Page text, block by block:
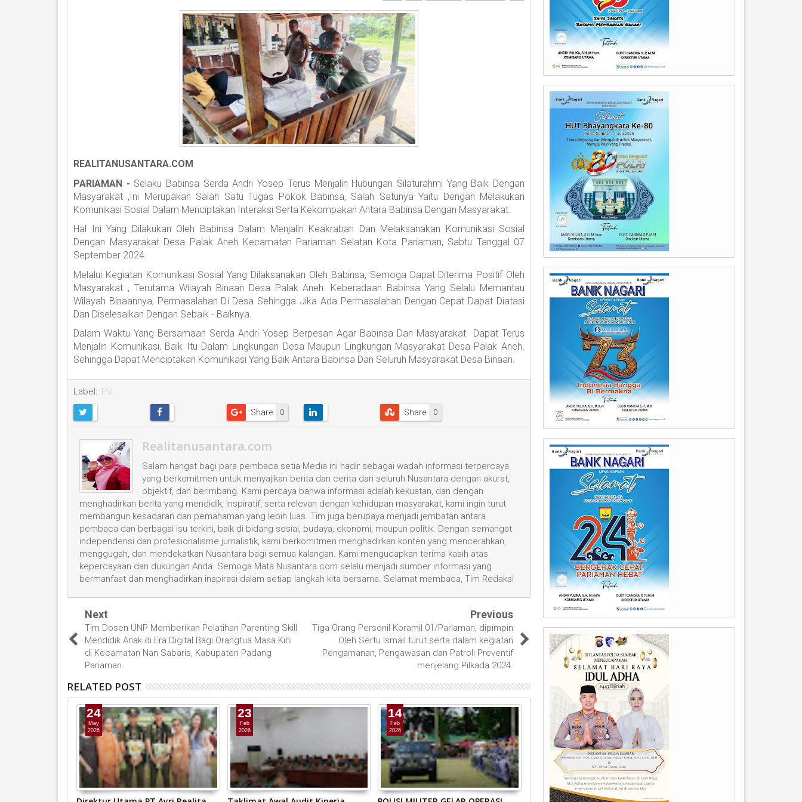
REALITANUSANTARA.COM
PARIAMAN - Selaku Babinsa Serda Andri Yosep Terus Menjalin Hubungan Silaturahmi Yang Baik Dengan
Masyarakat ,Ini Merupakan Salah Satu Tugas Pokok Babinsa, Salah Satunya Yaitu Dengan Melakukan
Komunikasi Sosial Dalam Menciptakan Interaksi Serta Kekompakan Antara Babinsa Dengan Masyarakat.
Hal Ini Yang Dilakukan Oleh Babinsa Dalam Menjalin Keakraban Dan Melaksanakan Komunikasi Sosial
Dengan Masyarakat Desa Palak Aneh Kecamatan Pariaman Selatan Kota Pariaman, Sabtu Tanggal 07
September 2024.
Melalui Kegiatan Komunikasi Sosial Yang Dilaksanakan Oleh Babinsa, Semoga Dapat Diterima Positif Oleh
Masyarakat , Terutama Wilayah Binaan Desa Palak Aneh. Keberadaan Babinsa Yang Selalu Memantau
Wilayah Binaannya, Permasalahan Di Desa Sehingga Jika Ada Permasalahan Dengan Cepat Dapat Diatasi
Dan Diselesaikan Dengan Sebaik - Baiknya.
Dalam Waktu Yang Bersamaan Serda Andri Yosep Berpesan Agar Babinsa Dan Masyarakat Dapat Terus
Menjalin Komunikasi, Baik Itu Dalam Lingkungan Desa Maupun Lingkungan Masyarakat Desa Palak Aneh.
Sehingga Dapat Menciptakan Komunikasi Yang Baik Antara Babinsa Dan Seluruh Masyarakat Desa Binaan.
Label: TNI
0
Share 0
Share
Realitanusantara.com
Salam hangat bagi para pembaca setia Media ini hadir sebagai wadah informasi terpercaya
yang berkomitmen untuk menyajikan berita dan cerita dari seluruh Nusantara dengan akurat,
objektif, dan berimbang. Kami percaya bahwa informasi adalah kekuatan, dan dengan
menghadirkan berita yang mendidik, inspiratif, serta relevan dengan kehidupan masyarakat, kami ingin turut
membangun kesadaran dan pemahaman yang lebih luas. Tim juga berupaya menjadi jembatan antara
pembaca dan berbagai isu terkini, baik di bidang sosial, budaya, ekonomi, maupun politik. Dengan semangat
independensi dan profesionalisme jurnalistik, kami berkomitmen menghadirkan konten yang mencerahkan,
menggugah, dan mendekatkan Nusantara bagi semua kalangan. Kami mengucapkan terima kasih atas
kepercayaan dan dukungan Anda. Semoga Mata Nusantara.com selalu menjadi sumber informasi yang
bermanfaat dan menghadirkan inspirasi dalam setiap langkah kita bersama. Selamat membaca, Tim Redaksi
Next
Tim Dosen UNP Memberikan Pelatihan Parenting Skill
Mendidik Anak di Era Digital Bagi Orangtua Masa Kini
di Kecamatan Nan Sabaris, Kabupaten Padang
Pariaman.
Previous
Tiga Orang Personil Koramil 01/Pariaman, dipimpin
Oleh Sertu Ismail turut serta dalam kegiatan
Pengamanan, Pengawasan dan Patroli Preventif
menjelang Pilkada 2024.
RELATED POST
24
May
2026
23
Feb
2026
14
Feb
2026